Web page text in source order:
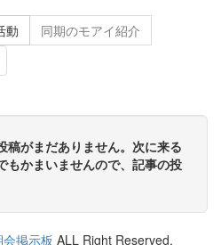
動
同期のモアイ紹介
稿がまだありません。次に来る
もかまいませんので、記事の投
会掲示板 ALL Right Reserved.